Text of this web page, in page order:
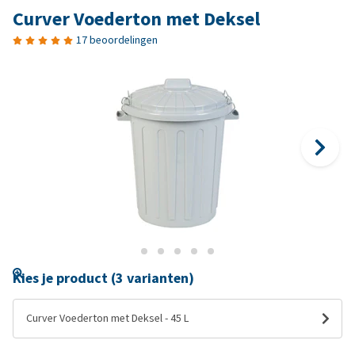
Curver Voederton met Deksel
17 beoordelingen
Kies je product (3 varianten)
Curver Voederton met Deksel - 45 L